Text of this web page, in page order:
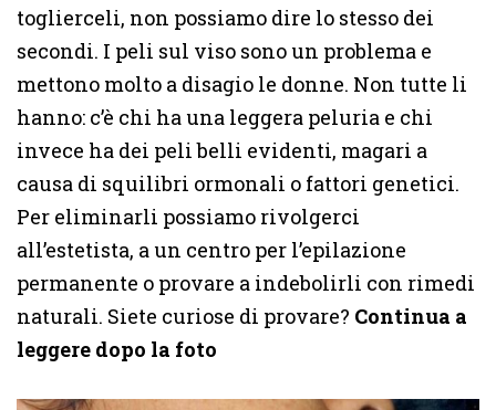
toglierceli, non possiamo dire lo stesso dei
secondi. I peli sul viso sono un problema e
mettono molto a disagio le donne. Non tutte li
hanno: c’è chi ha una leggera peluria e chi
invece ha dei peli belli evidenti, magari a
causa di squilibri ormonali o fattori genetici.
Per eliminarli possiamo rivolgerci
all’estetista, a un centro per l’epilazione
permanente o provare a indebolirli con rimedi
naturali. Siete curiose di provare? Continua a
leggere dopo la foto